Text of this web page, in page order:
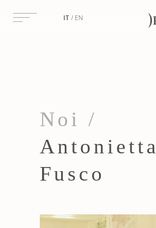
Noi /
Antonietta
Fusco
IT EN